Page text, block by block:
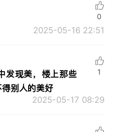
2025-05-16 22:51
0
发现美，楼上那些
别人的美好
2025-05-17 08:29
1